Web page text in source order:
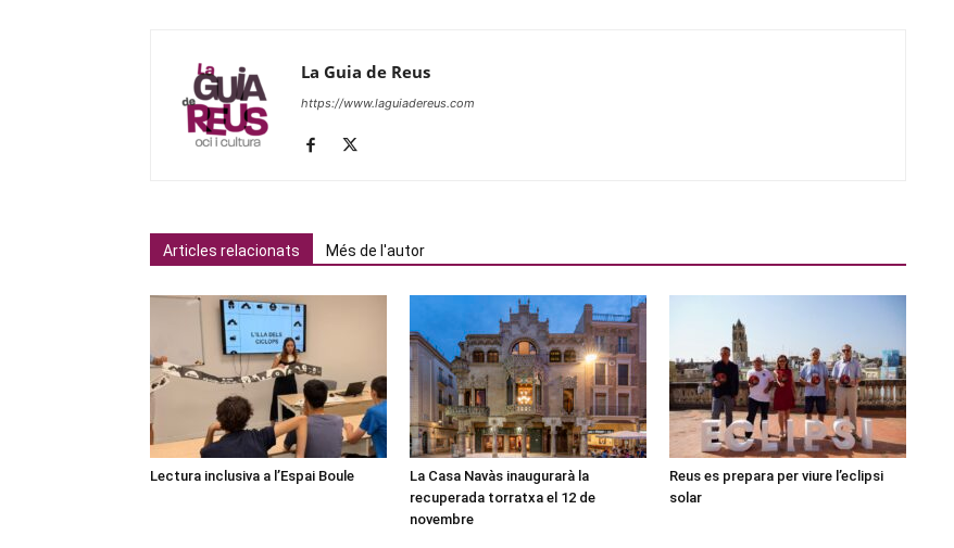
La Guia de Reus
https://www.laguiadereus.com
Articles relacionats Més de l'autor
Lectura inclusiva a l’Espai Boule
La Casa Navàs inaugurarà la
recuperada torratxa el 12 de
novembre
Reus es prepara per viure l’eclipsi
solar